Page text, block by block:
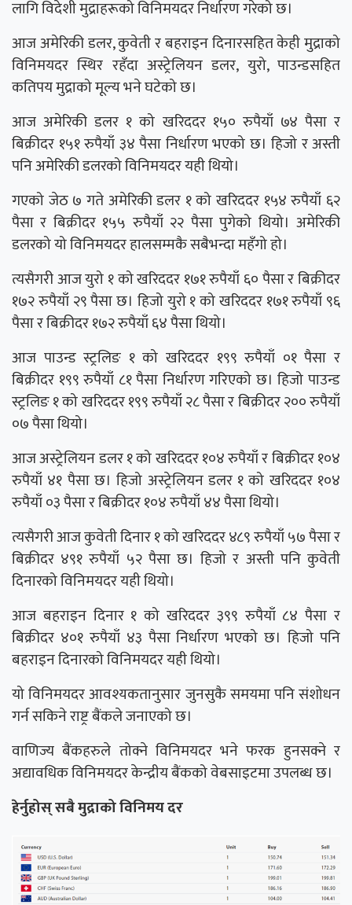
लागि विदेशी मुद्राहरूको विनिमयदर निर्धारण गरेको छ।
आज अमेरिकी डलर, कुवेती र बहराइन दिनारसहित केही मुद्राको
विनिमयदर स्थिर रहँदा अस्ट्रेलियन डलर, युरो, पाउन्डसहित
कतिपय मुद्राको मूल्य भने घटेको छ।
आज अमेरिकी डलर १ को खरिददर १५० रुपैयाँ ७४ पैसा र
बिक्रीदर १५१ रुपैयाँ ३४ पैसा निर्धारण भएको छ। हिजो र अस्ती
पनि अमेरिकी डलरको विनिमयदर यही थियो।
गएको जेठ ७ गते अमेरिकी डलर १ को खरिददर १५४ रुपैयाँ ६२
पैसा र बिक्रीदर १५५ रुपैयाँ २२ पैसा पुगेको थियो। अमेरिकी
डलरको यो विनिमयदर हालसम्मकै सबैभन्दा महँगो हो।
त्यसैगरी आज युरो १ को खरिददर १७१ रुपैयाँ ६० पैसा र बिक्रीदर
१७२ रुपैयाँ २९ पैसा छ। हिजो युरो १ को खरिददर १७१ रुपैयाँ ९६
पैसा र बिक्रीदर १७२ रुपैयाँ ६४ पैसा थियो।
आज पाउन्ड स्ट्रलिङ १ को खरिददर १९९ रुपैयाँ ०१ पैसा र
बिक्रीदर १९९ रुपैयाँ ८१ पैसा निर्धारण गरिएको छ। हिजो पाउन्ड
स्ट्रलिङ १ को खरिददर १९९ रुपैयाँ २८ पैसा र बिक्रीदर २०० रुपैयाँ
०७ पैसा थियो।
आज अस्ट्रेलियन डलर १ को खरिददर १०४ रुपैयाँ र बिक्रीदर १०४
रुपैयाँ ४१ पैसा छ। हिजो अस्ट्रेलियन डलर १ को खरिददर १०४
रुपैयाँ ०३ पैसा र बिक्रीदर १०४ रुपैयाँ ४४ पैसा थियो।
त्यसैगरी आज कुवेती दिनार १ को खरिददर ४८९ रुपैयाँ ५७ पैसा र
बिक्रीदर ४९१ रुपैयाँ ५२ पैसा छ। हिजो र अस्ती पनि कुवेती
दिनारको विनिमयदर यही थियो।
आज बहराइन दिनार १ को खरिददर ३९९ रुपैयाँ ८४ पैसा र
बिक्रीदर ४०१ रुपैयाँ ४३ पैसा निर्धारण भएको छ। हिजो पनि
बहराइन दिनारको विनिमयदर यही थियो।
यो विनिमयदर आवश्यकतानुसार जुनसुकै समयमा पनि संशोधन
गर्न सकिने राष्ट्र बैंकले जनाएको छ।
वाणिज्य बैंकहरुले तोक्ने विनिमयदर भने फरक हुनसक्ने र
अद्यावधिक विनिमयदर केन्द्रीय बैंकको वेबसाइटमा उपलब्ध छ।
हेर्नुहोस् सबै मुद्राको विनिमय दर